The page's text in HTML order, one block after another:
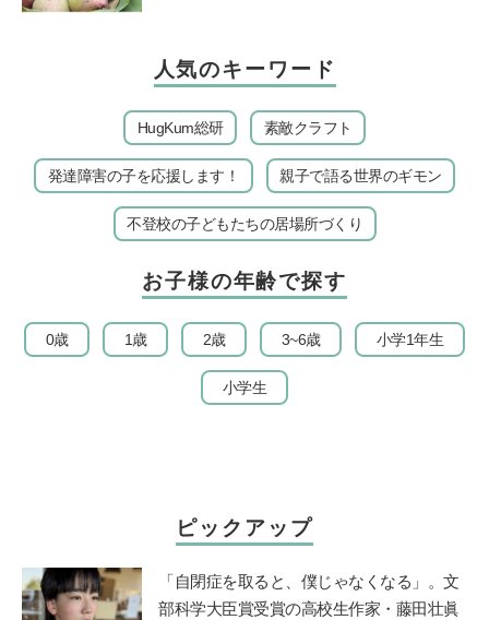
人気のキーワード
HugKum総研 素敵クラフト
発達障害の子を応援します！ 親子で語る世界のギモン
不登校の子どもたちの居場所づくり
お子様の年齢で探す
0歳 1歳 2歳 3~6歳 小学1年生
小学生
ピックアップ
「自閉症を取ると、僕じゃなくなる」。文
部科学大臣賞受賞の高校生作家・藤田壮眞